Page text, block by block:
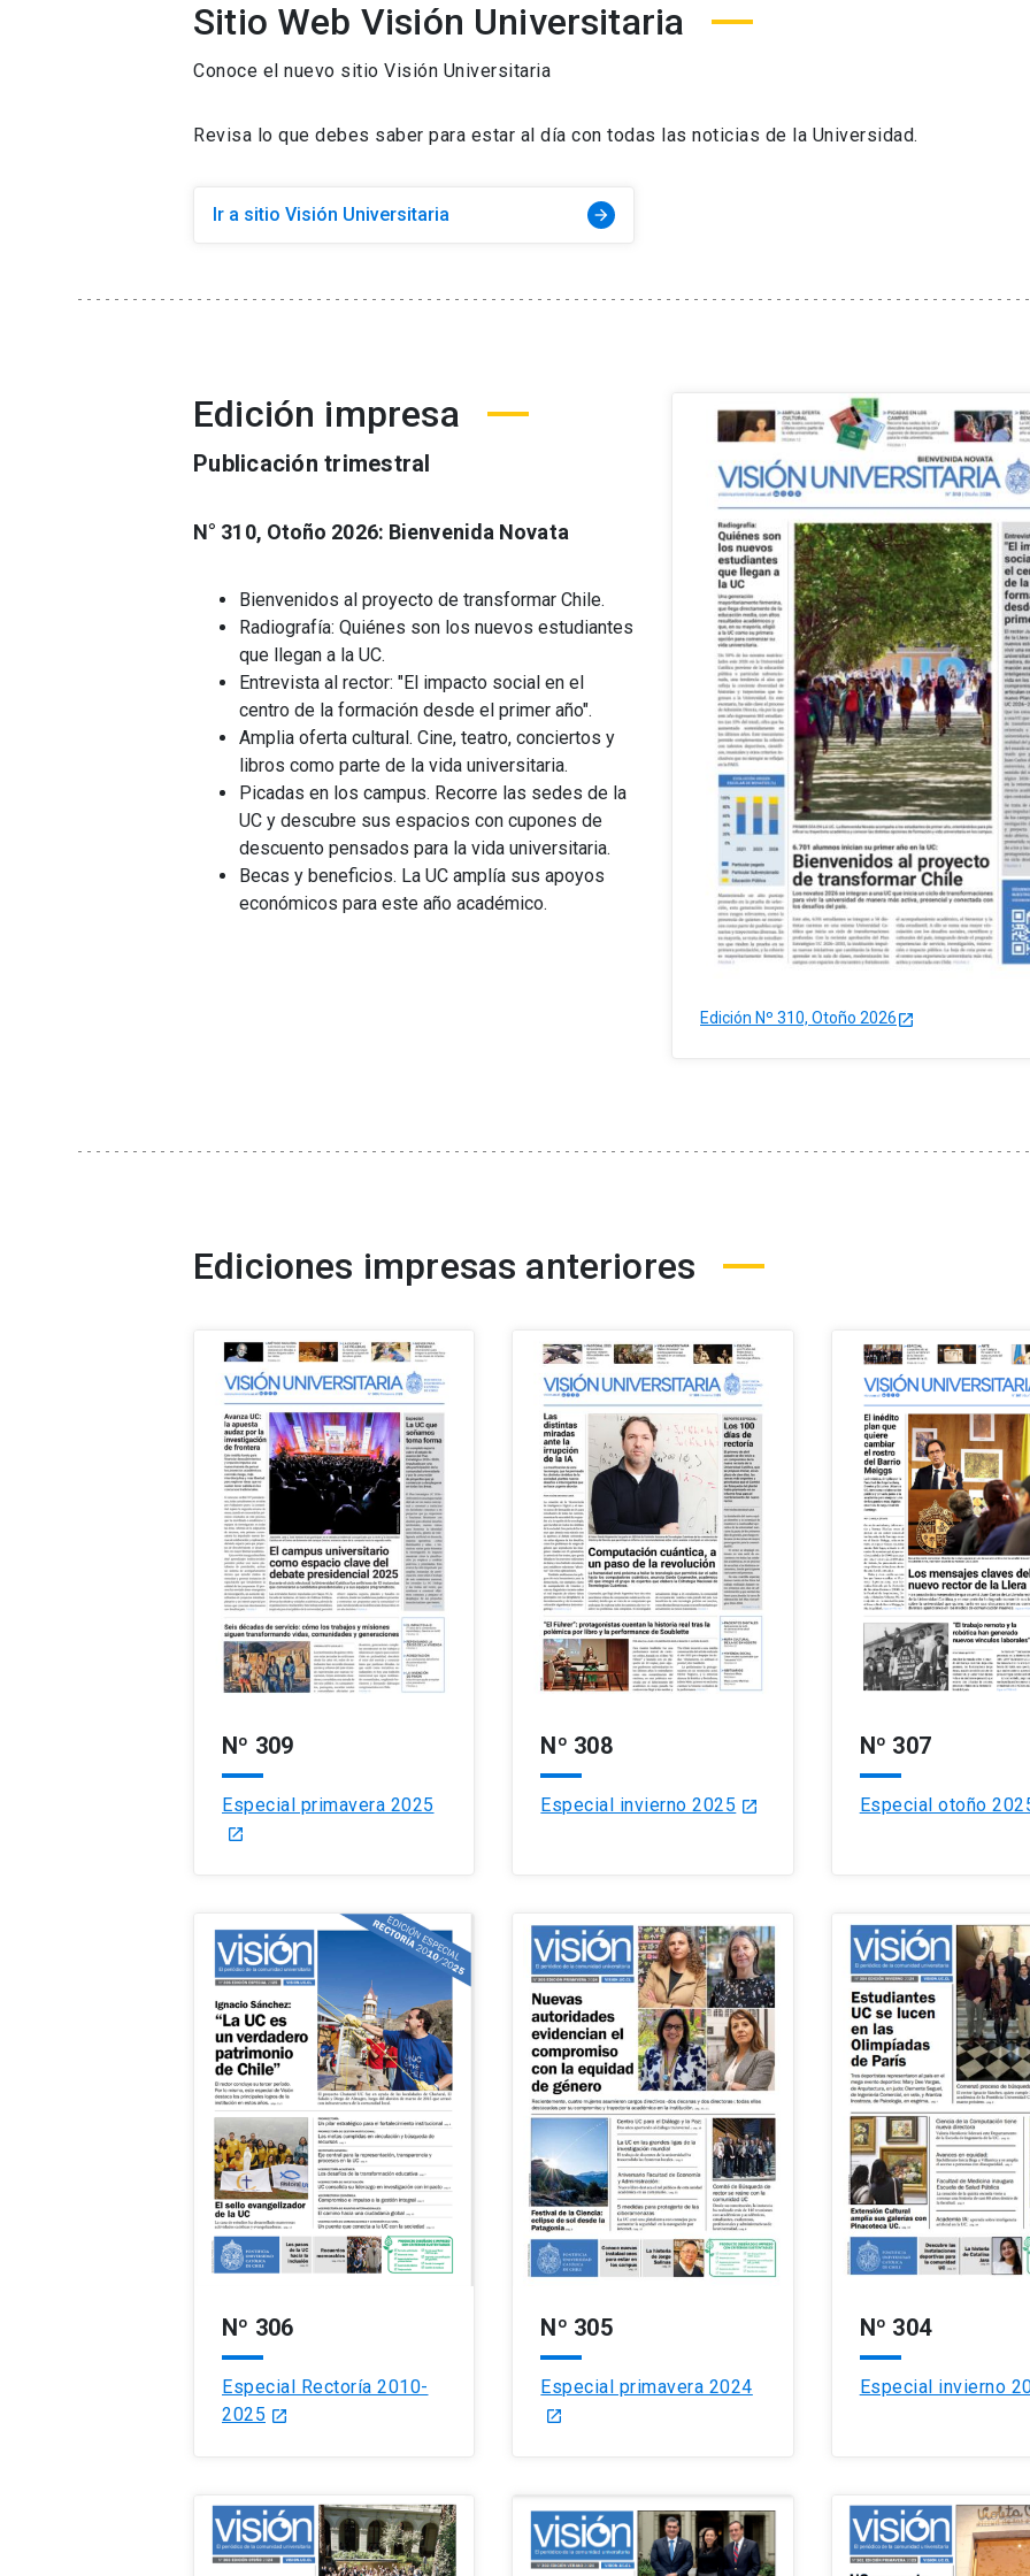
Sitio Web Visión Universitaria
Conoce el nuevo sitio Visión Universitaria
Revisa lo que debes saber para estar al día con todas las noticias de la Universidad.
Ir a sitio Visión Universitaria arrow_forward
Edición impresa
Publicación trimestral
N° 310, Otoño 2026: Bienvenida Novata
Bienvenidos al proyecto de transformar Chile.
Radiografía: Quiénes son los nuevos estudiantes
que llegan a la UC.
Entrevista al rector: "El impacto social en el
centro de la formación desde el primer año".
Amplia oferta cultural. Cine, teatro, conciertos y
libros como parte de la vida universitaria.
Picadas en los campus. Recorre las sedes de la
UC y descubre sus espacios con cupones de
descuento pensados para la vida universitaria.
Becas y beneficios. La UC amplía sus apoyos
económicos para este año académico.
Edición Nº 310, Otoño 2026launch
Ediciones impresas anteriores
Nº 309
Especial primavera 2025
launch
Nº 308
Especial invierno 2025 launch
Nº 307
Especial otoño
Nº 306
Especial Rectoría 2010-
2025 launch
Nº 305
Especial primavera 2024
launch
Nº 304
Especial invierno